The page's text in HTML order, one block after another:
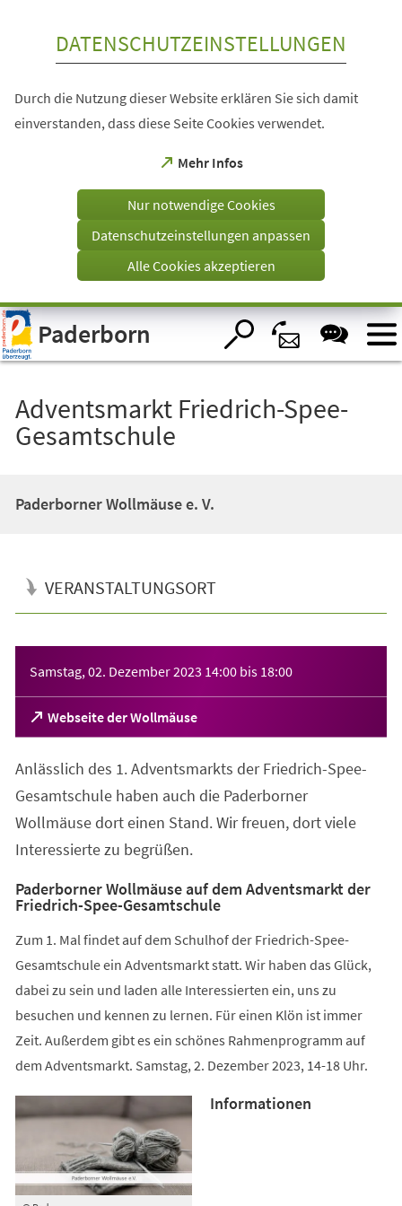
Visuelle
Assistenzsoftware
öffnen.
DATENSCHUTZEINSTELLUNGEN
Durch die Nutzung dieser Website erklären Sie sich damit
einverstanden, dass diese Seite Cookies verwendet.
Mehr Infos
(Öffnet
einem
Tab)
Nur notwendige Cookies
Datenschutzeinstellungen anpassen
Alle Cookies akzeptieren
Paderborn
Adventsmarkt Friedrich-Spee-
Gesamtschule
Paderborner Wollmäuse e. V.
VERANSTALTUNGSORT
Samstag, 02. Dezember 2023 14:00 bis 18:00
Webseite der Wollmäuse
(Öffnet
in
neuen
Anlässlich des 1. Adventsmarkts der Friedrich-Spee-
Gesamtschule haben auch die Paderborner
Wollmäuse dort einen Stand. Wir freuen, dort viele
Interessierte zu begrüßen.
Paderborner Wollmäuse auf dem Adventsmarkt der
Friedrich-Spee-Gesamtschule
Zum 1. Mal findet auf dem Schulhof der Friedrich-Spee-
Gesamtschule ein Adventsmarkt statt. Wir haben das Glück,
dabei zu sein und laden alle Interessierten ein, uns zu
besuchen und kennen zu lernen. Für einen Klön ist immer
Zeit. Außerdem gibt es ein schönes Rahmenprogramm auf
dem Adventsmarkt. Samstag, 2. Dezember 2023, 14-18 Uhr.
Informationen